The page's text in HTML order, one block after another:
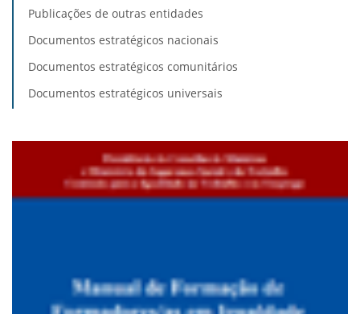
Publicações de outras entidades
Documentos estratégicos nacionais
Documentos estratégicos comunitários
Documentos estratégicos universais